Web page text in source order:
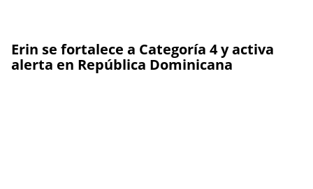
Erin se fortalece a Categoría 4 y activa
alerta en República Dominicana